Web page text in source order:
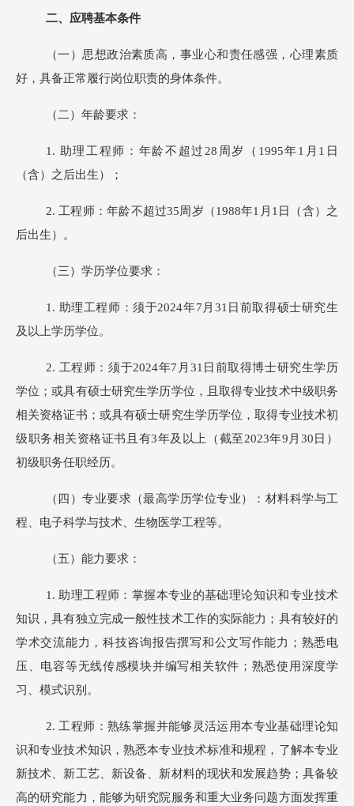
二、应聘基本条件
（一）思想政治素质高，事业心和责任感强，心理素质
好，具备正常履行岗位职责的身体条件。
（二）年龄要求：
1. 助理工程师：年龄不超过28周岁（1995年1月1日
（含）之后出生）；
2. 工程师：年龄不超过35周岁（1988年1月1日（含）之
后出生）。
（三）学历学位要求：
1. 助理工程师：须于2024年7月31日前取得硕士研究生
及以上学历学位。
2. 工程师：须于2024年7月31日前取得博士研究生学历
学位；或具有硕士研究生学历学位，且取得专业技术中级职务
相关资格证书；或具有硕士研究生学历学位，取得专业技术初
级职务相关资格证书且有3年及以上（截至2023年9 月30 日）
初级职务任职经历。
（四）专业要求（最高学历学位专业）：材料科学与工
程、电子科学与技术、生物医学工程等。
（五）能力要求：
1. 助理工程师：掌握本专业的基础理论知识和专业技术
知识，具有独立完成一般性技术工作的实际能力；具有较好的
学术交流能力，科技咨询报告撰写和公文写作能力；熟悉电
压、电容等无线传感模块并编写相关软件；熟悉使用深度学
习、模式识别。
2. 工程师：熟练掌握并能够灵活运用本专业基础理论知
识和专业技术知识，熟悉本专业技术标准和规程，了解本专业
新技术、新工艺、新设备、新材料的现状和发展趋势；具备较
高的研究能力，能够为研究院服务和重大业务问题方面发挥重